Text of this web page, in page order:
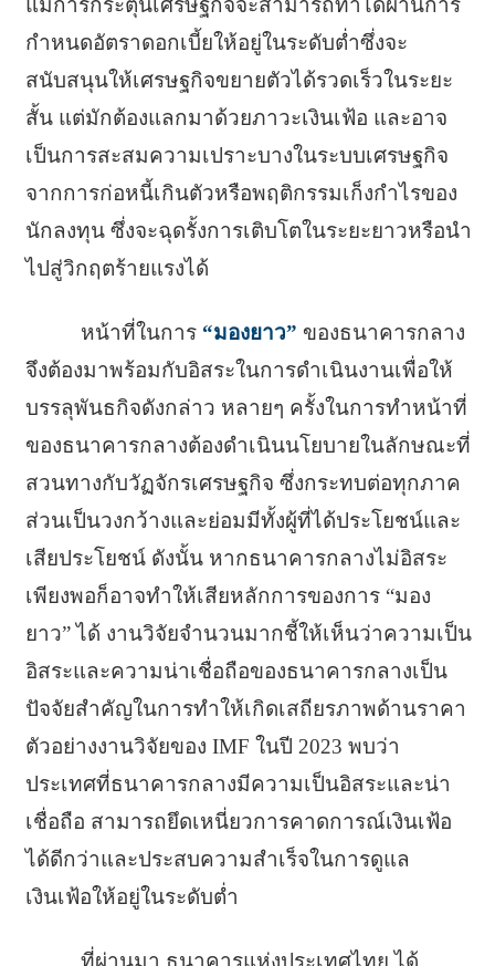
แม้การกระตุ้นเศรษฐกิจจะสามารถทำได้ผ่านการ
กำหนดอัตราดอกเบี้ยให้อยู่ในระดับต่ำซึ่งจะ
สนับสนุนให้เศรษฐกิจขยายตัวได้รวดเร็วในระยะ
สั้น แต่มักต้องแลกมาด้วยภาวะเงินเฟ้อ และอาจ
เป็นการสะสมความเปราะบางในระบบเศรษฐกิจ
จากการก่อหนี้เกินตัวหรือพฤติกรรมเก็งกำไรของ
นักลงทุน ซึ่งจะฉุดรั้งการเติบโตในระยะยาวหรือนำ
ไปสู่วิกฤตร้ายแรงได้
หน้าที่ในการ “มองยาว” ของธนาคารกลาง
จึงต้องมาพร้อมกับอิสระในการดำเนินงานเพื่อให้
บรรลุพันธกิจดังกล่าว หลายๆ ครั้งในการทำหน้าที่
ของธนาคารกลางต้องดำเนินนโยบายในลักษณะที่
สวนทางกับวัฏจักรเศรษฐกิจ ซึ่งกระทบต่อทุกภาค
ส่วนเป็นวงกว้างและย่อมมีทั้งผู้ที่ได้ประโยชน์และ
เสียประโยชน์ ดังนั้น หากธนาคารกลางไม่อิสระ
เพียงพอก็อาจทำให้เสียหลักการของการ “มอง
ยาว” ได้ งานวิจัยจำนวนมากชี้ให้เห็นว่าความเป็น
อิสระและความน่าเชื่อถือของธนาคารกลางเป็น
ปัจจัยสำคัญในการทำให้เกิดเสถียรภาพด้านราคา
ตัวอย่างงานวิจัยของ IMF ในปี 2023 พบว่า
ประเทศที่ธนาคารกลางมีความเป็นอิสระและน่า
เชื่อถือ สามารถยึดเหนี่ยวการคาดการณ์เงินเฟ้อ
ได้ดีกว่าและประสบความสำเร็จในการดูแล
เงินเฟ้อให้อยู่ในระดับต่ำ
ที่ผ่านมา ธนาคารแห่งประเทศไทย ได้